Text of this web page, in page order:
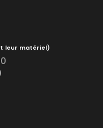
leur matériel)